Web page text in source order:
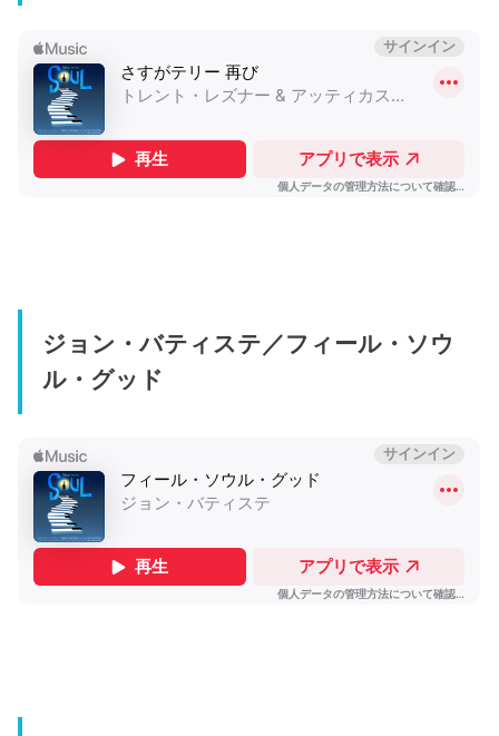
ジョン・バティステ／フィール・ソウ
ル・グッド